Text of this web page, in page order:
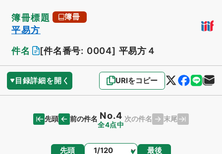
簿冊標題 簿冊
平易方
件名
[件名番号: 0004] 平易方４
目録詳細を開く URIをコピー
先頭 前の件名 No.4
全4点中
次の件名 末尾
先頭 ページ 最後